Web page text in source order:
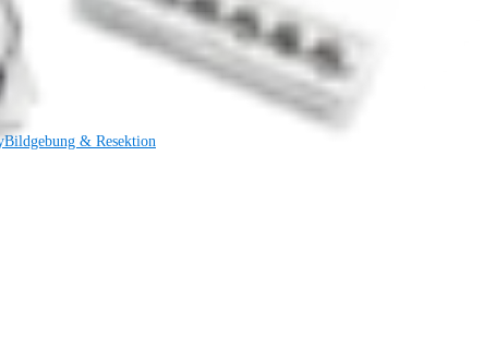
Bildgebung & Resektion